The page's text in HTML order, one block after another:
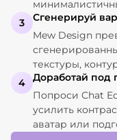
3
Сгенерируй
Mew Design
текстуры,
4
Доработай под
Попроси Chat
усилить
аватар или